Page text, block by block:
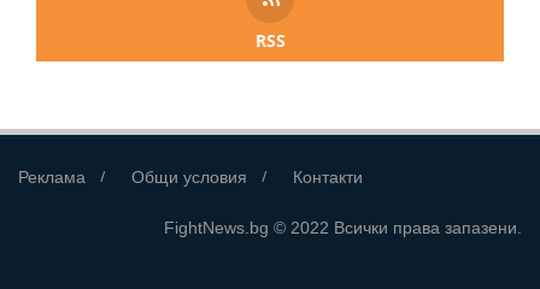
RSS
Реклама Общи условия Контакти
FightNews.bg © 2022 Всички права запазени.